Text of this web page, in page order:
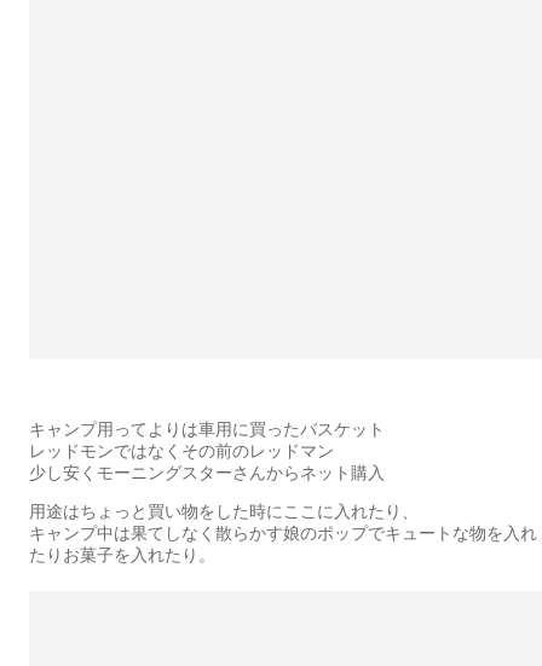
キャンプ用ってよりは車用に買ったバスケット
レッドモンではなくその前のレッドマン
少し安くモーニングスターさんからネット購入
用途はちょっと買い物をした時にここに入れたり、
キャンプ中は果てしなく散らかす娘のポップでキュートな物を入れ
たりお菓子を入れたり。